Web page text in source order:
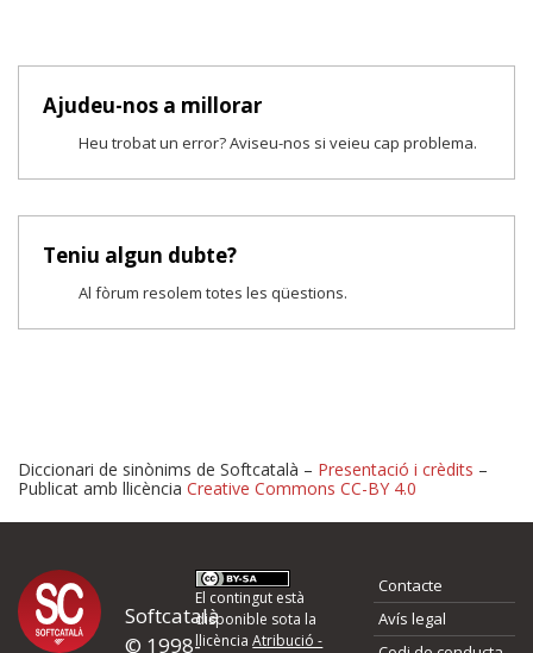
Ajudeu-nos a millorar
Heu trobat un error? Aviseu-nos si veieu cap problema.
Teniu algun dubte?
Al fòrum resolem totes les qüestions.
Proposeu-nos millores o
d'errors
Diccionari de sinònims de Softcatalà – Presentació i crèdits –
Publicat amb llicència Creative Commons CC-BY 4.0
Softcatalà
© 1998-
El contingut està
disponible sota la
llicènciaAtribució -
Contacte
Avís legal